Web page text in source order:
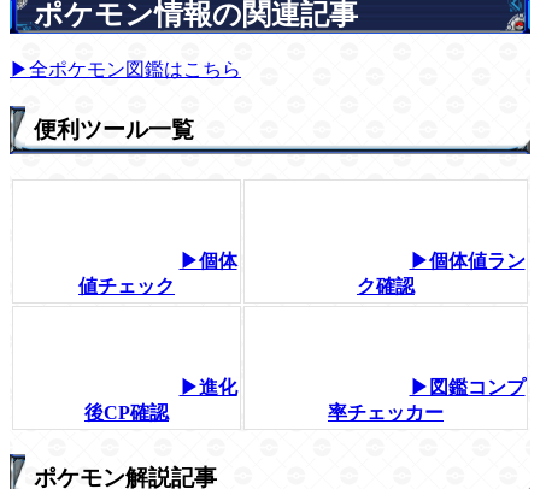
ポケモン情報の関連記事
▶全ポケモン図鑑はこちら
便利ツール一覧
▶個体
値チェック
▶個体値ラン
ク確認
▶進化
後CP確認
▶図鑑コンプ
率チェッカー
ポケモン解説記事